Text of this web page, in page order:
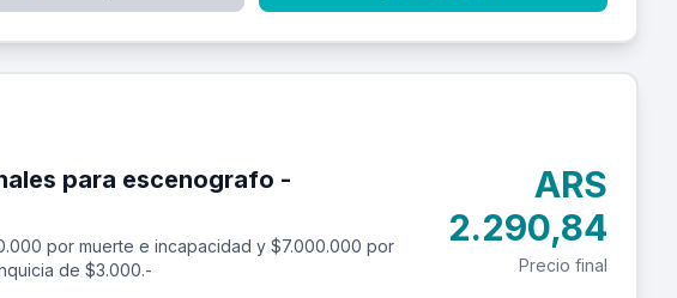
para escenografo -
por muerte e incapacidad y $7.000.000 por
de $3.000.-
ARS
2.290,84
Precio final